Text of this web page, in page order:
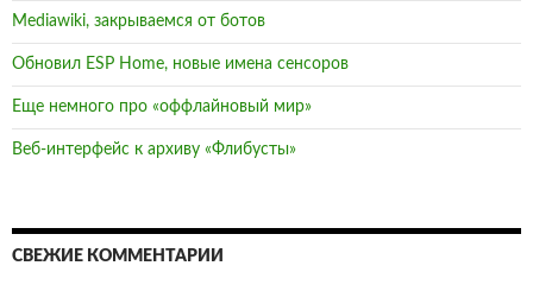
Mediawiki, закрываемся от ботов
Обновил ESP Home, новые имена сенсоров
Еще немного про «оффлайновый мир»
Веб-интерфейс к архиву «Флибусты»
СВЕЖИЕ КОММЕНТАРИИ